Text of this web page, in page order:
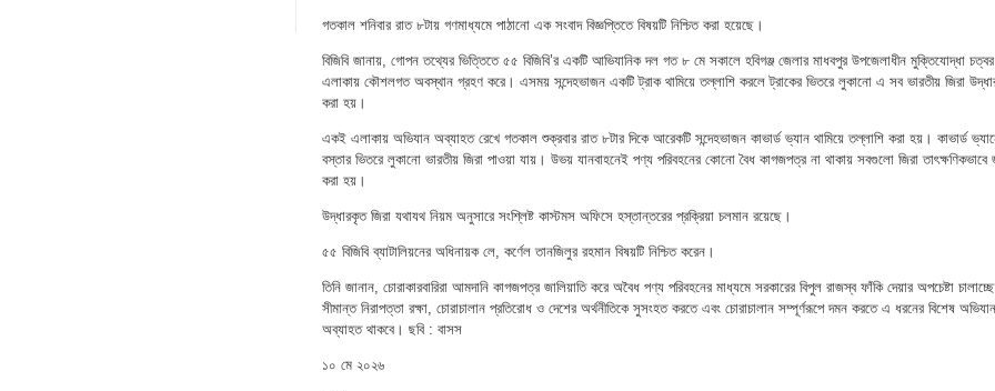
গতকাল শনিবার রাত ৮টায় গণমাধ্যমে পাঠানো এক সংবাদ বিজ্ঞপ্তিতে বিষয়টি নিশ্চিত করা হয়েছে।
বিজিবি জানায়, গোপন তথ্যের ভিত্তিতে ৫৫ বিজিবি’র একটি আভিযানিক দল গত ৮ মে সকালে হবিগঞ্জ জেলার মাধবপুর উপজেলাধীন মুক্তিযোদ্ধা চত্বর
এলাকায় কৌশলগত অবস্থান গ্রহণ করে। এসময় সন্দেহভাজন একটি ট্রাক থামিয়ে তল্লাশি করলে ট্রাকের ভিতরে লুকানো এ সব ভারতীয় জিরা
করা হয়।
একই এলাকায় অভিযান অব্যাহত রেখে গতকাল শুক্রবার রাত ৮টার দিকে আরেকটি সন্দেহভাজন কাভার্ড ভ্যান থামিয়ে তল্লাশি করা হয়। কাভার্ড
বস্তার ভিতরে লুকানো ভারতীয় জিরা পাওয়া যায়। উভয় যানবাহনেই পণ্য পরিবহনের কোনো বৈধ কাগজপত্র না থাকায় সবগুলো জিরা তাৎক্ষণিকভাবে
করা হয়।
উদ্ধারকৃত জিরা যথাযথ নিয়ম অনুসারে সংশ্লিষ্ট কাস্টমস অফিসে হস্তান্তরের প্রক্রিয়া চলমান রয়েছে।
৫৫ বিজিবি ব্যাটালিয়নের অধিনায়ক লে, কর্ণেল তানজিলুর রহমান বিষয়টি নিশ্চিত করেন।
তিনি জানান, চোরাকারবারিরা আমদানি কাগজপত্র জালিয়াতি করে অবৈধ পণ্য পরিবহনের মাধ্যমে সরকারের বিপুল রাজস্ব ফাঁকি দেয়ার অপচেষ্টা
সীমান্ত নিরাপত্তা রক্ষা, চোরাচালান প্রতিরোধ ও দেশের অর্থনীতিকে সুসংহত করতে এবং চোরাচালান সম্পূর্ণরূপে দমন করতে এ ধরনের বিশেষ অভিযান
অব্যাহত থাকবে। ছবি : বাসস
১০ মে ২০২৬